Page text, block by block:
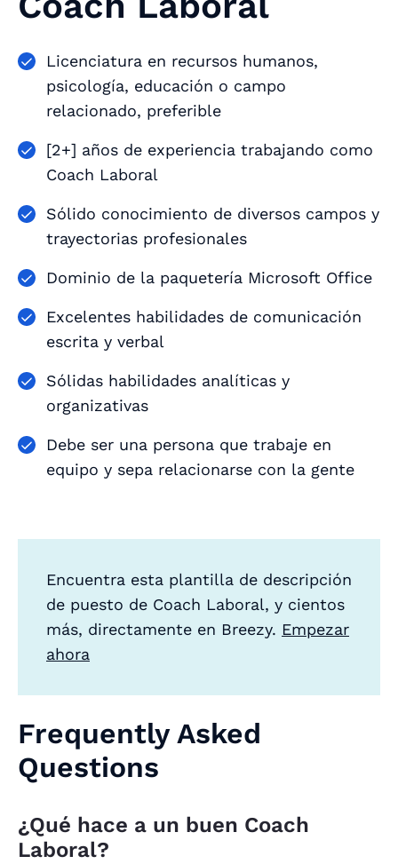
Licenciatura en recursos humanos,
psicología, educación o campo
relacionado, preferible
[2+] años de experiencia trabajando como
Coach Laboral
Sólido conocimiento de diversos campos y
trayectorias profesionales
Dominio de la paquetería Microsoft Office
Excelentes habilidades de comunicación
escrita y verbal
Sólidas habilidades analíticas y
organizativas
Debe ser una persona que trabaje en
equipo y sepa relacionarse con la gente
Encuentra esta plantilla de descripción
de puesto de Coach Laboral, y cientos
más, directamente en Breezy. Empezar
ahora
Frequently Asked
Questions
¿Qué hace a un buen Coach
Laboral?